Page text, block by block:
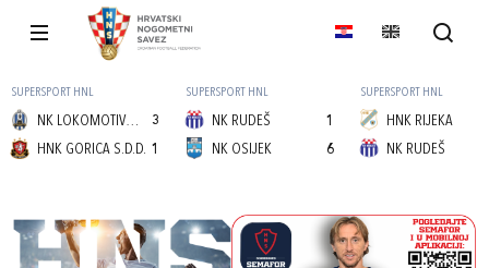
SUPERSPORT HNL
NK LOKOMOTIVA (Z)
3
1
HNK GORICA S.D.D.
SUPERSPORT HNL
NK RUDEŠ
1
6
NK OSIJEK
SUPERSPORT HNL
HNK RIJEKA
NK RUDEŠ